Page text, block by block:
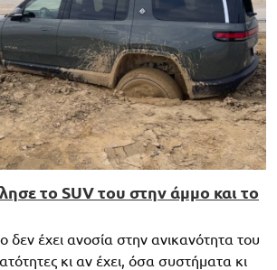
το SUV του στην άμμο και το
δεν έχει ανοσία στην ανικανότητα του
κι αν έχει, όσα συστήματα κι